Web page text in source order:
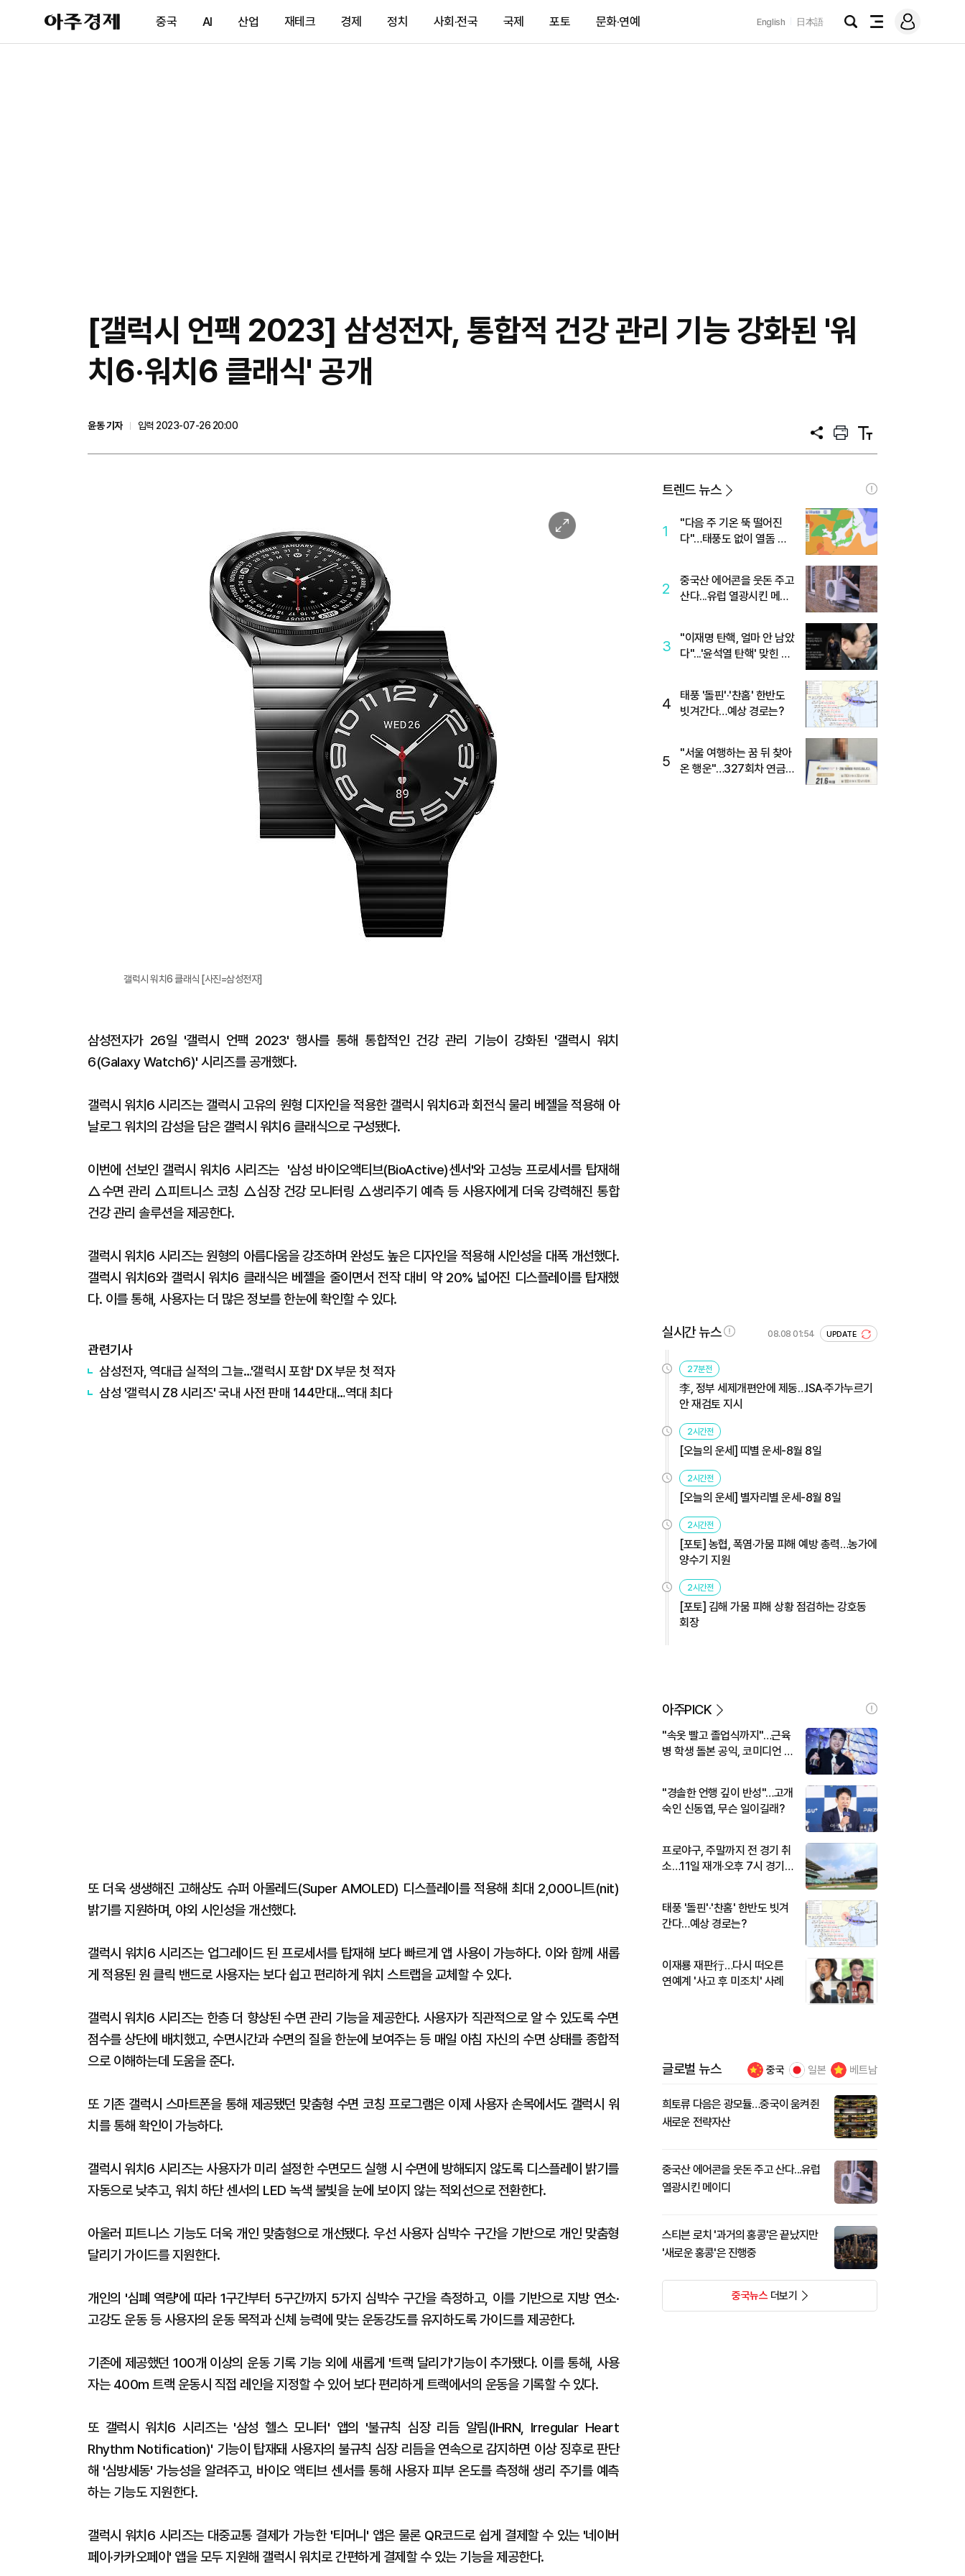
아
주
제
중국 AI 산업 재테크 경제 정치 사회·전국 국제 포토 문화·연예 English 日本語
검
전
메
그
[갤럭시 언팩 2023] 삼성전자, 통합적 건강 관리 기능 강화된 '워
치6·워치6 클래식' 공개
윤동 기자
입력 2023-07-26 20:00
공
프
트
텍
트
이
미
갤럭시 워치6 클래식 [사진=삼성전자]
삼성전자가 26일 '갤럭시 언팩 2023' 행사를 통해 통합적인 건강 관리 기능이 강화된 '갤럭시 워치
6(Galaxy Watch6)' 시리즈를 공개했다.
갤럭시 워치6 시리즈는 갤럭시 고유의 원형 디자인을 적용한 갤럭시 워치6과 회전식 물리 베젤을 적용해 아
날로그 워치의 감성을 담은 갤럭시 워치6 클래식으로 구성됐다.
이번에 선보인 갤럭시 워치6 시리즈는 '삼성 바이오액티브(BioActive)센서'와 고성능 프로세서를 탑재해
△수면 관리 △피트니스 코칭 △심장 건강 모니터링 △생리주기 예측 등 사용자에게 더욱 강력해진 통합
건강 관리 솔루션을 제공한다.
갤럭시 워치6 시리즈는 원형의 아름다움을 강조하며 완성도 높은 디자인을 적용해 시인성을 대폭 개선했다.
갤럭시 워치6와 갤럭시 워치6 클래식은 베젤을 줄이면서 전작 대비 약 20% 넓어진 디스플레이를 탑재했
다. 이를 통해, 사용자는 더 많은 정보를 한눈에 확인할 수 있다.
관련기사
삼성전자, 역대급 실적의 그늘…'갤럭시 포함' DX 부문 첫 적자
삼성 '갤럭시 Z8 시리즈' 국내 사전 판매 144만대…역대 최다
또 더욱 생생해진 고해상도 슈퍼 아몰레드(Super AMOLED) 디스플레이를 적용해 최대 2,000니트(nit)
밝기를 지원하며, 야외 시인성을 개선했다.
갤럭시 워치6 시리즈는 업그레이드 된 프로세서를 탑재해 보다 빠르게 앱 사용이 가능하다. 이와 함께 새롭
게 적용된 원 클릭 밴드로 사용자는 보다 쉽고 편리하게 워치 스트랩을 교체할 수 있다.
갤럭시 워치6 시리즈는 한층 더 향상된 수면 관리 기능을 제공한다. 사용자가 직관적으로 알 수 있도록 수면
점수를 상단에 배치했고, 수면시간과 수면의 질을 한눈에 보여주는 등 매일 아침 자신의 수면 상태를 종합적
으로 이해하는데 도움을 준다.
또 기존 갤럭시 스마트폰을 통해 제공됐던 맞춤형 수면 코칭 프로그램은 이제 사용자 손목에서도 갤럭시 워
치를 통해 확인이 가능하다.
갤럭시 워치6 시리즈는 사용자가 미리 설정한 수면모드 실행 시 수면에 방해되지 않도록 디스플레이 밝기를
자동으로 낮추고, 워치 하단 센서의 LED 녹색 불빛을 눈에 보이지 않는 적외선으로 전환한다.
아울러 피트니스 기능도 더욱 개인 맞춤형으로 개선됐다. 우선 사용자 심박수 구간을 기반으로 개인 맞춤형
달리기 가이드를 지원한다.
개인의 '심폐 역량'에 따라 1구간부터 5구간까지 5가지 심박수 구간을 측정하고, 이를 기반으로 지방 연소·
고강도 운동 등 사용자의 운동 목적과 신체 능력에 맞는 운동강도를 유지하도록 가이드를 제공한다.
기존에 제공했던 100개 이상의 운동 기록 기능 외에 새롭게 '트랙 달리기'기능이 추가됐다. 이를 통해, 사용
자는 400m 트랙 운동시 직접 레인을 지정할 수 있어 보다 편리하게 트랙에서의 운동을 기록할 수 있다.
또 갤럭시 워치6 시리즈는 '삼성 헬스 모니터' 앱의 '불규칙 심장 리듬 알림(IHRN, Irregular Heart
Rhythm Notification)' 기능이 탑재돼 사용자의 불규칙 심장 리듬을 연속으로 감지하면 이상 징후로 판단
해 '심방세동' 가능성을 알려주고, 바이오 액티브 센서를 통해 사용자 피부 온도를 측정해 생리 주기를 예측
하는 기능도 지원한다.
갤럭시 워치6 시리즈는 대중교통 결제가 가능한 '티머니' 앱은 물론 QR코드로 쉽게 결제할 수 있는 '네이버
페이·카카오페이' 앱을 모두 지원해 갤럭시 워치로 간편하게 결제할 수 있는 기능을 제공한다.
트렌드 뉴스
1
"다음 주 기온 뚝 떨어진
다"…태풍도 없이 열돔 박
2
중국산 에어콘을 웃돈 주고
산다...유럽 열광시킨 메이
3
"이재명 탄핵, 얼마 안 남았
다"...'윤석열 탄핵' 맞힌 무
4
태풍 '돌핀'·'찬홈' 한반도
빗겨간다…예상 경로는?
5
"서울 여행하는 꿈 뒤 찾아
온 행운"…327회차 연금
실시간 뉴스 08.08 01:54 UPDATE
27분전
李, 정부 세제개편안에 제동…ISA·주가누르기
안 재검토 지시
2시간전
[오늘의 운세] 띠별 운세-8월 8일
2시간전
[오늘의 운세] 별자리별 운세-8월 8일
2시간전
[포토] 농협, 폭염·가뭄 피해 예방 총력…농가에
양수기 지원
2시간전
[포토] 김해 가뭄 피해 상황 점검하는 강호동
회장
아주PICK
"속옷 빨고 졸업식까지"…근육
병 학생 돌본 공익, 코미디언 김
"경솔한 언행 깊이 반성"…고개
숙인 신동엽, 무슨 일이길래?
프로야구, 주말까지 전 경기 취
소…11일 재개·오후 7시 경기
태풍 '돌핀'·'찬홈' 한반도 빗겨
간다…예상 경로는?
이재룡 재판行…다시 떠오른
연예계 '사고 후 미조치' 사례
글로벌 뉴스 중국 일본 베트남
희토류 다음은 광모듈…중국이 움켜쥔
새로운 전략자산
중국산 에어콘을 웃돈 주고 산다...유럽
열광시킨 메이디
스티븐 로치 '과거의 홍콩'은 끝났지만
'새로운 홍콩'은 진행중
중국뉴스더보기